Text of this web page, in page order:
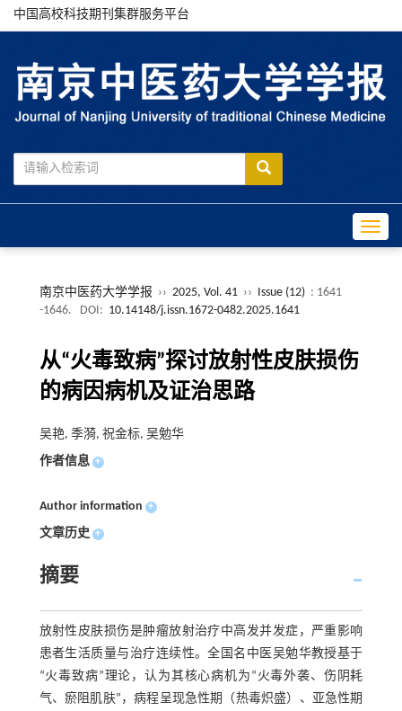
中国高校科技期刊集群服务平台
南京中医药大学学报 ›› 2025, Vol. 41 ›› Issue (12) : 1641
-1646.
DOI: 10.14148/j.issn.1672-0482.2025.1641
从“火毒致病”探讨放射性皮肤损伤
的病因病机及证治思路
吴艳, 季漪, 祝金标, 吴勉华
作者信息 +
Author information +
文章历史 +
摘要
放射性皮肤损伤是肿瘤放射治疗中高发并发症，严重影响
患者生活质量与治疗连续性。全国名中医吴勉华教授基于
“火毒致病”理论，认为其核心病机为“火毒外袭、伤阴耗
气、瘀阻肌肤”，病程呈现急性期（热毒炽盛）、亚急性期